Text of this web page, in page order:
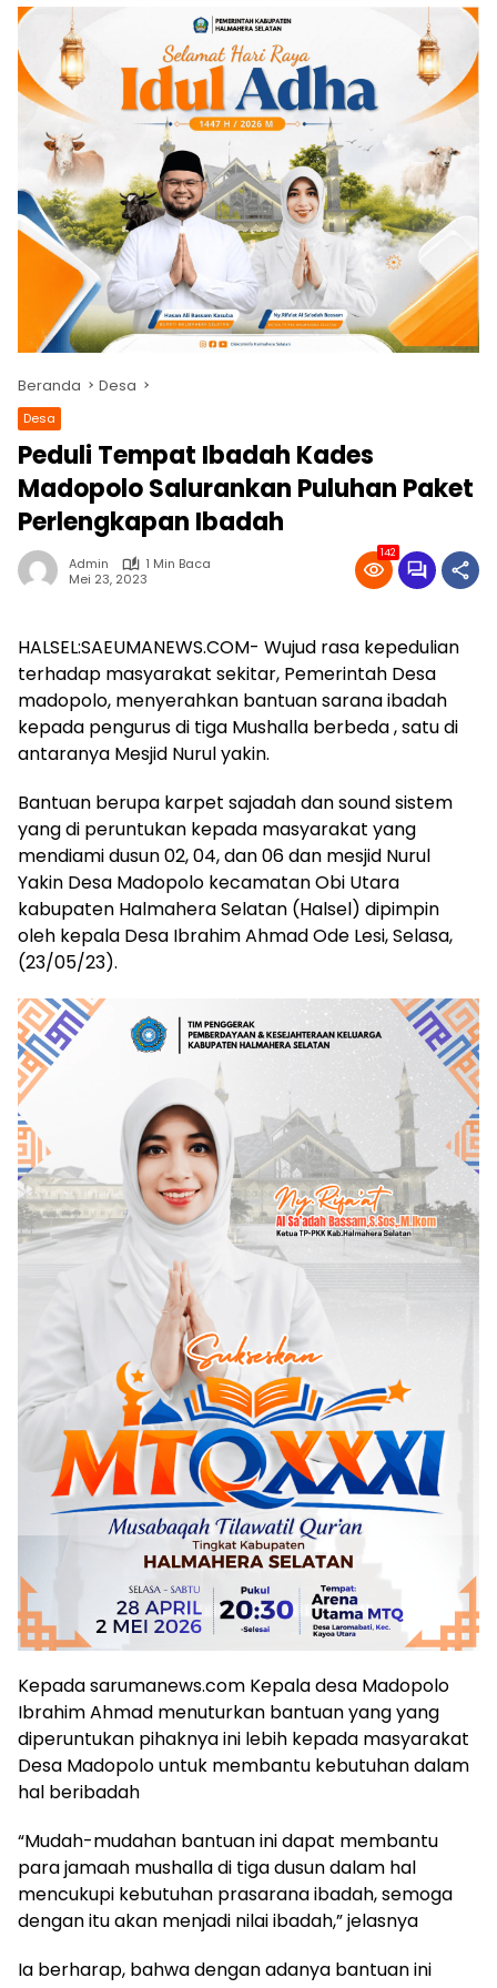
Beranda Desa
Desa
Peduli Tempat Ibadah Kades
Madopolo Salurankan Puluhan Paket
Perlengkapan Ibadah
Admin
1 Min Baca
Mei 23, 2023
142
HALSEL:SAEUMANEWS.COM- Wujud rasa kepedulian
terhadap masyarakat sekitar, Pemerintah Desa
madopolo, menyerahkan bantuan sarana ibadah
kepada pengurus di tiga Mushalla berbeda , satu di
antaranya Mesjid Nurul yakin.
Bantuan berupa karpet sajadah dan sound sistem
yang di peruntukan kepada masyarakat yang
mendiami dusun 02, 04, dan 06 dan mesjid Nurul
Yakin Desa Madopolo kecamatan Obi Utara
kabupaten Halmahera Selatan (Halsel) dipimpin
oleh kepala Desa Ibrahim Ahmad Ode Lesi, Selasa,
(23/05/23).
Kepada sarumanews.com Kepala desa Madopolo
Ibrahim Ahmad menuturkan bantuan yang yang
diperuntukan pihaknya ini lebih kepada masyarakat
Desa Madopolo untuk membantu kebutuhan dalam
hal beribadah
“Mudah-mudahan bantuan ini dapat membantu
para jamaah mushalla di tiga dusun dalam hal
mencukupi kebutuhan prasarana ibadah, semoga
dengan itu akan menjadi nilai ibadah,” jelasnya
Ia berharap, bahwa dengan adanya bantuan ini